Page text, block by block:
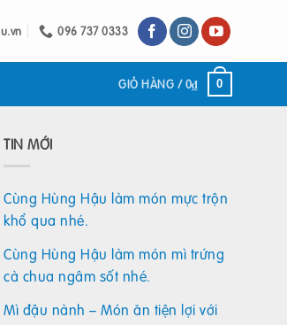
096 737 0333
GIỎ HÀNG /0₫ 0
TIN MỚI
Cùng Hùng Hậu làm món mực trộn
khổ qua nhé.
Cùng Hùng Hậu làm món mì trứng
cà chua ngâm sốt nhé.
Mì đậu nành – Món ăn tiện lợi với